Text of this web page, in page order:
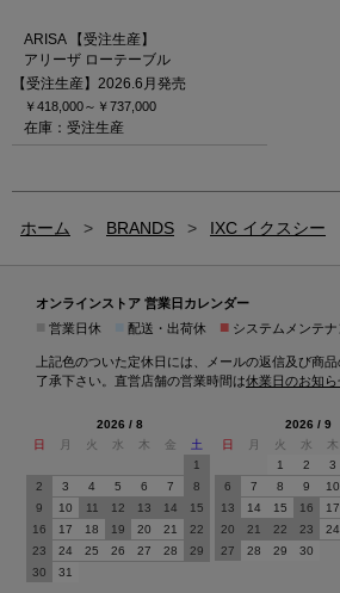
ARISA 【受注生産】
アリーザ ローテーブル
【受注生産】2026.6月発売
￥418,000～ ￥737,000
在庫：受注生産
ホーム > BRANDS > IXC イクスシー
オンラインストア 営業日カレンダー
営業日休 配送・出荷休 ■ システムメンテナ
上記色のついた定休日には、メールの返信及び商
了承下さい。直営店舗の営業時間は休業日のお知ら
2026 / 8
日
月 火 水 木 金
土
1
2
3 4 5 6 7
8
9
10 11 12 13 14
15
16
17 18 19 20 21
22
23
24 25 26 27 28
29
30
31
2026 / 9
日
月 火 水 木
1
2 3
6
7 8 9 10
13
14 15 16 17
20
21 22 23 24
27
28 29 30